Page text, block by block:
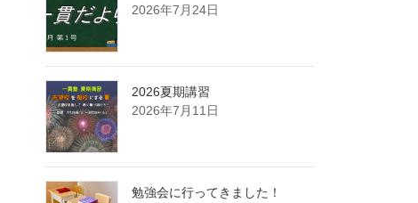
2026年7月24日
2026夏期講習
2026年7月11日
勉強会に行ってきました！